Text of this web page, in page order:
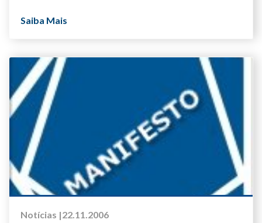
Saiba Mais
Notícias |22.11.2006